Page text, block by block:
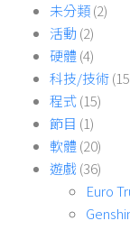
未分類(2)
活動 (2)
硬體(4)
科技/技術
程式(15)
節目 (1)
軟體(20)
遊戲 (36)
Euro